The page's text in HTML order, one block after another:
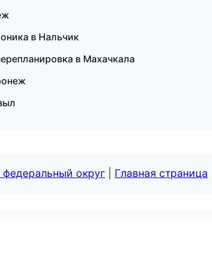
в Нальчик
в Махачкала
округ Главная страница